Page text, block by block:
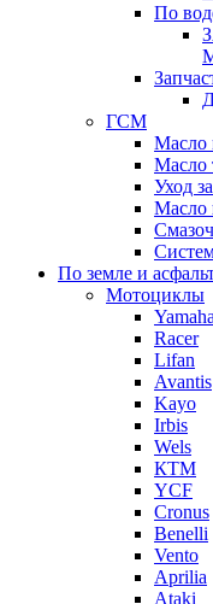
По
ГСМ
Масло
Масло
Уход
Масло
По земле и
Мотоциклы
Yamaha
Racer
Lifan
Avantis
Kayo
Irbis
Wels
КТМ
YCF
Cronus
Benelli
Vento
Aprilia
Ataki